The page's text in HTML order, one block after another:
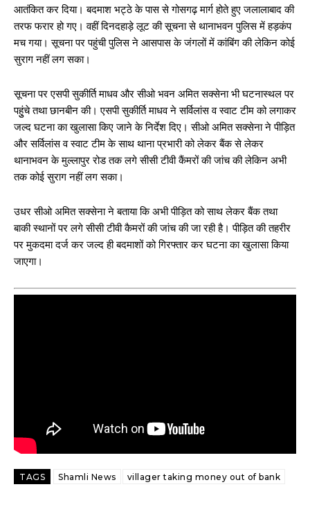
आतंकित कर दिया। बदमाश भट्ठे के पास से गोसगढ़ मार्ग होते हुए जलालाबाद की
तरफ फरार हो गए। वहीं दिनदहाड़े लूट की सूचना से थानाभवन पुलिस में हड़कंप
मच गया। सूचना पर पहुंची पुलिस ने आसपास के जंगलों में कांबिंग की लेकिन कोई
सुराग नहीं लग सका।
सूचना पर एसपी सुकीर्ति माधव और सीओ भवन अमित सक्सेना भी घटनास्थल पर
पहुुंचे तथा छानबीन की। एसपी सुकीर्ति माधव ने सर्विलांस व स्वाट टीम को लगाकर
जल्द घटना का खुलासा किए जाने के निर्देश दिए। सीओ अमित सक्सेना ने पीड़ित
और सर्विलांस व स्वाट टीम के साथ थाना प्रभारी को लेकर बैंक से लेकर
थानाभवन के मुल्लापुर रोड तक लगे सीसी टीवी कैंमरों की जांच की लेकिन अभी
तक कोई सुराग नहीं लग सका।
उधर सीओ अमित सक्सेना ने बताया कि अभी पीड़ित को साथ लेकर बैंक तथा
बाकी स्थानों पर लगे सीसी टीवी कैमरों की जांच की जा रही है। पीड़ित की तहरीर
पर मुकदमा दर्ज कर जल्द ही बदमाशों को गिरफ्तार कर घटना का खुलासा किया
जाएगा।
TAGS Shamli News villager taking money out of bank